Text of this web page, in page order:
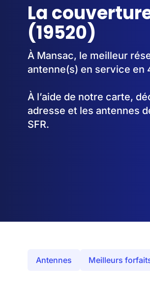
La
(19520)
À Mansac, le meilleur
antenne(s) en service en
À l’aide de notre carte,
adresse et les antennes
SFR.
Antennes Meilleurs